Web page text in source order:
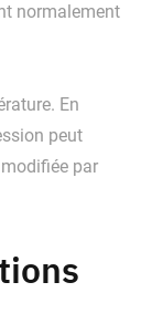
normalement
En
peut
par